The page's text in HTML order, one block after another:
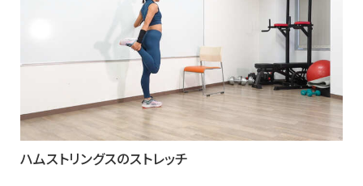
ハムストリングスのストレッチ